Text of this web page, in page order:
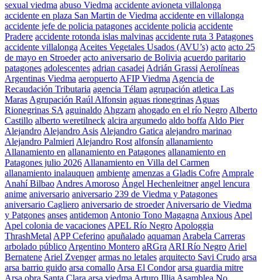
sexual viedma abuso Viedma accidente avioneta villalonga
accidente en plaza San Martin de Viedma accidente en villalonga
accidente jefe de policia patagones accidente policia accidente
Pradere accidente rotonda islas malvinas accidente ruta 3 Patagones
accidente villalonga Aceites Vegetales Usados (AVU’s) acto acto 25
de mayo en Stroeder acto aniversario de Bolivia acuerdo paritario
patagones adolescentes adrian casadei Adrián Grassi Aerolíneas
Argentinas Viedma aeropuerto AFIP Viedma Agencia de
Recaudación Tributaria agencia Télam agrupación atletica Las
Maras Agrupación Raúl Alfonsin aguas rionegrinas Aguas
Rionegrinas SA aguinaldo Ahgzarn ahogado en el río Negro Alberto
Castillo alberto weretilneck alcira argumedo aldo boffa Aldo Pier
Alejandro Alejandro Asis Alejandro Gatica alejandro marinao
Alejandro Palmieri Alejandro Rost alfonsín allanamiento
Allanamiento en allanamiento en Patagones allanamiento en
Patagones julio 2026 Allanamiento en Villa del Carmen
allanamiento inalauquen ambiente amenzas a Gladis Cofre Amprale
Anahí Bilbao Andres Amoroso Ángel Hechenleitner angel lencura
anime aniversario aniversario 239 de Viedma y Patagones
aniversario Cagliero aniversario de stroeder Aniversario de Viedma
y Patgones anses antidemon Antonio Tono Magagna Anxious Apel
Apel colonia de vacaciones APEL Río Negro Apologgia
ThrashMetal APP Ceferino apuñalado aquaman Arabela Carreras
arbolado público Argentino Montero aRGra ARI Río Negro Ariel
Bernatene Ariel Zvenger armas no letales arquitecto Savi Crudo arsa
arsa barrio guido arsa comallo Arsa El Condor arsa guardia mitre
Arsa obra Santa Clara arsa viedma Arturo Illia Asamblea No